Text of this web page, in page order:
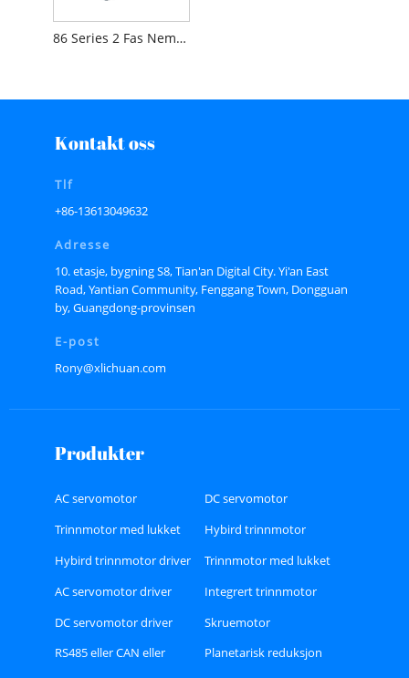
86 Series 2 Fas Nema 34 Hybird Stepper Motor
Kontakt oss
Tlf
+86-13613049632
Adresse
10. etasje, bygning S8, Tian'an Digital City. Yi'an East
Road, Yantian Community, Fenggang Town, Dongguan
by, Guangdong-provinsen
E-post
Rony@xlichuan.com
Produkter
AC servomotor
DC servomotor
Trinnmotor med lukket
sløyfe
Hybird trinnmotor
Hybird trinnmotor driver
Trinnmotor med lukket
sløyfe
AC servomotor driver
Integrert trinnmotor
DC servomotor driver
Skruemotor
RS485 eller CAN eller
Planetarisk reduksjon